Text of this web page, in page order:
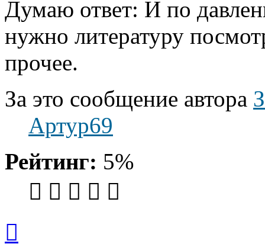
Думаю ответ: И по
нужно литературу
прочее.
За это сообщение автора
Артур69
Рейтинг: 5%
началу